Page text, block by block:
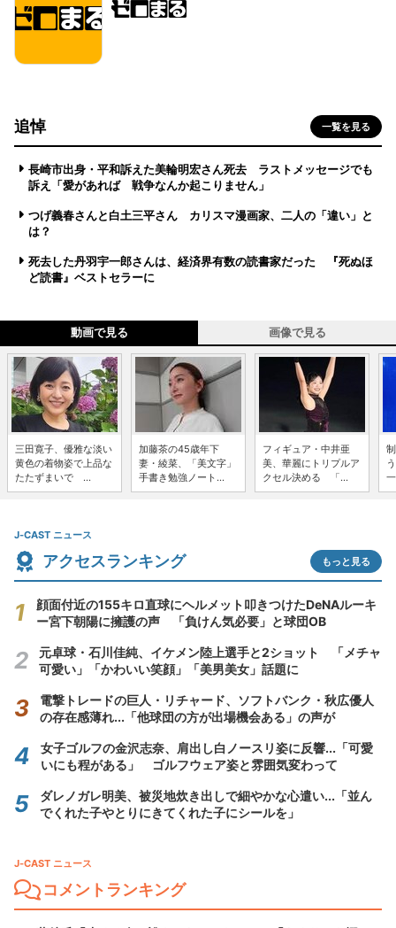
追悼 一覧を見る
長崎市出身・平和訴えた美輪明宏さん死去 ラストメッセージでも
訴え「愛があれば 戦争なんか起こりません」
つげ義春さんと白土三平さん カリスマ漫画家、二人の「違い」と
は？
死去した丹羽宇一郎さんは、経済界有数の読書家だった 『死ぬほ
ど読書』ベストセラーに
動画で見る 画像で見る
三田寛子、優雅な淡い
黄色の着物姿で上品な
たたずまいで ...
加藤茶の45歳年下
妻・綾菜、「美文字」
手書き勉強ノート...
フィギュア・中井亜
美、華麗にトリプルア
クセル決める 「...
J-CAST ニュース
アクセスランキング もっと見る
顔面付近の155キロ直球にヘルメット叩きつけたDeNAルーキ
ー宮下朝陽に擁護の声 「負けん気必要」と球団OB
元卓球・石川佳純、イケメン陸上選手と2ショット 「メチャ
可愛い」「かわいい笑顔」「美男美女」話題に
電撃トレードの巨人・リチャード、ソフトバンク・秋広優人
の存在感薄れ...「他球団の方が出場機会ある」の声が
女子ゴルフの金沢志奈、肩出し白ノースリ姿に反響...「可愛
いにも程がある」 ゴルフウェア姿と雰囲気変わって
ダレノガレ明美、被災地炊き出しで細やかな心遣い...「並ん
でくれた子やとりにきてくれた子にシールを」
J-CAST ニュース
コメントランキング